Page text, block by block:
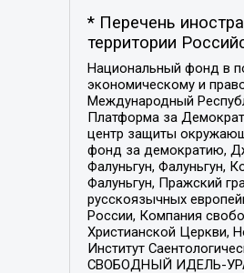
* Перечень
территории
Национальный фонд в
экономическому и
Международный
Платформа за
центр защиты
фонд за демократию,
Фалуньгун, Фалуньгун,
Фалуньгун, Пражский
русскоязычных
России, Компания
Христианской Церкви,
Институт
СВОБОДНЫЙ ИДЕЛЬ-